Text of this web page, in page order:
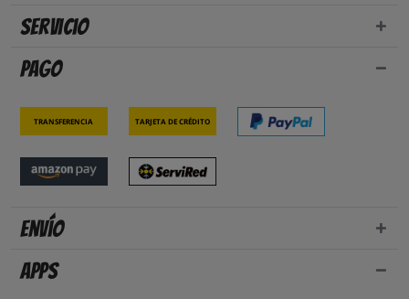
Servicio
Pago
Transferencia Tarjeta de crédito
Envío
Apps